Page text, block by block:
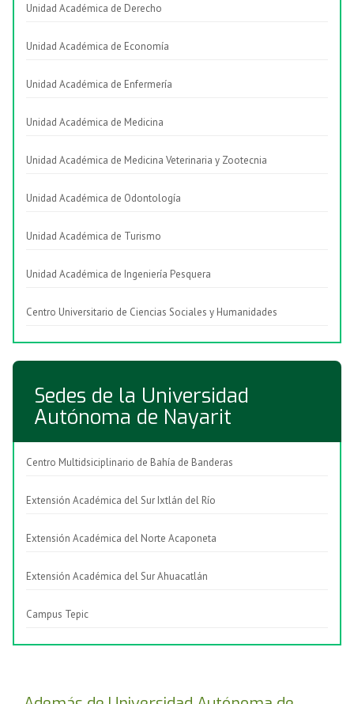
Unidad Académica de Derecho
Unidad Académica de Economía
Unidad Académica de Enfermería
Unidad Académica de Medicina
Unidad Académica de Medicina Veterinaria y Zootecnia
Unidad Académica de Odontología
Unidad Académica de Turismo
Unidad Académica de Ingeniería Pesquera
Centro Universitario de Ciencias Sociales y Humanidades
Sedes de la Universidad
Autónoma de Nayarit
Centro Multidsiciplinario de Bahía de Banderas
Extensión Académica del Sur Ixtlán del Río
Extensión Académica del Norte Acaponeta
Extensión Académica del Sur Ahuacatlán
Campus Tepic